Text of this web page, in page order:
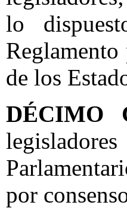
lo
de los
DÉCIMO
por